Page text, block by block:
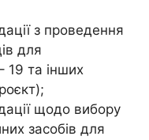
з проведення
для
19 та інших
щодо вибору
засобів для